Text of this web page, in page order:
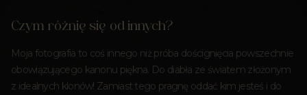
Czym różnię się od innych?
Moja fotografia to coś innego niż próba doścignięcia powszechnie
obowiązującego kanonu piękna. Do diabła ze światem złożonym
z idealnych klonów! Zamiast tego pragnę oddać kim jesteś i do